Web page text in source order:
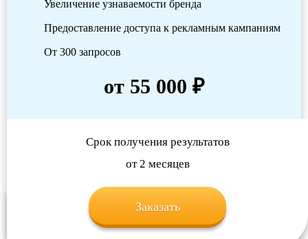
Увеличение узнаваемости бренда
Предоставление доступа к рекламным кампаниям
От 300 запросов
от 55 000 ₽
Срок получения результатов
от 2 месяцев
Заказать